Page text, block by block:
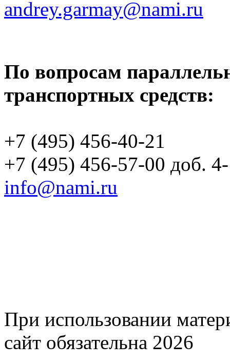
andrey.garmay@nami.ru
По вопросам
транспортных средств:
+7 (495) 456-40-21
+7 (495) 456-57-00 доб.
info@nami.ru
При использовании
сайт обязательна 2026